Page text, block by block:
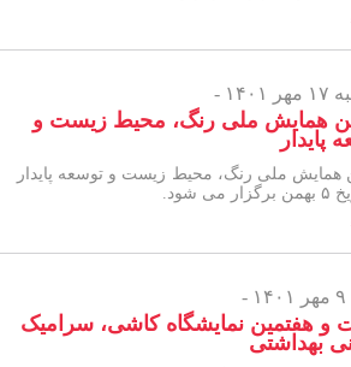
-
همایش ملی رنگ، محیط زیست و
همایش ملی رنگ، محیط زیست و توسعه پایدار
و هفتمین نمایشگاه کاشی، سرامیک
بهداشتی